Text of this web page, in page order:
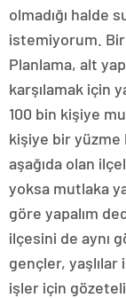
olmadığı halde
istemiyorum. Bir
Planlama, alt
karşılamak için
100 bin kişiye
kişiye bir yüzme
aşağıda olan
yoksa mutlaka
göre yapalım
ilçesini de aynı
gençler, yaşlılar
işler için